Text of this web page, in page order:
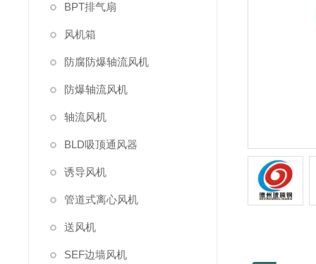
BPT排气扇
风机箱
防腐防爆轴流风机
防爆轴流风机
轴流风机
BLD吸顶通风器
诱导风机
管道式离心风机
送风机
SEF边墙风机